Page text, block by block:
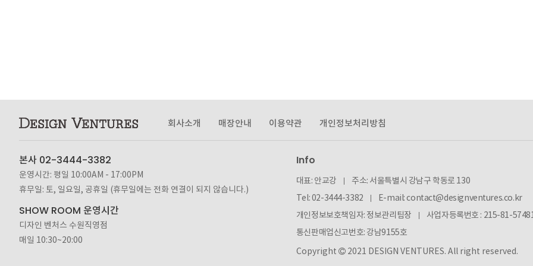
회사소개 매장안내 이용약관 개인정보처리방침
본사 02-3444-3382
운영시간: 평일 10:00AM - 17:00PM
휴무일: 토, 일요일, 공휴일 (휴무일에는 전화 연결이 되지 않습니다.)
SHOW ROOM 운영시간
디자인 벤처스 수원직영점
매일 10:30~20:00
Info
대표: 안교강
주소: 서울특별시 강남구 학동로 130
Tel: 02-3444-3382
E-mail:contact@designventures.co.kr
개인정보보호책임자: 정보관리팀장
사업자등록번호 : 215-81-
통신판매업신고번호: 강남9155호
Copyright
2021 DESIGN VENTURES. All right reserved.